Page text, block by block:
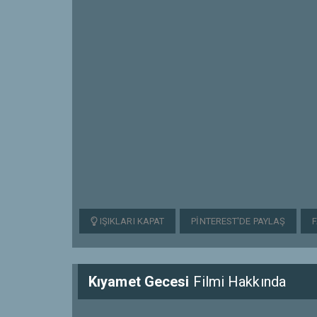
IŞIKLARI KAPAT PINTEREST'DE PAYLAŞ
Kıyamet Gecesi Filmi Hakkında